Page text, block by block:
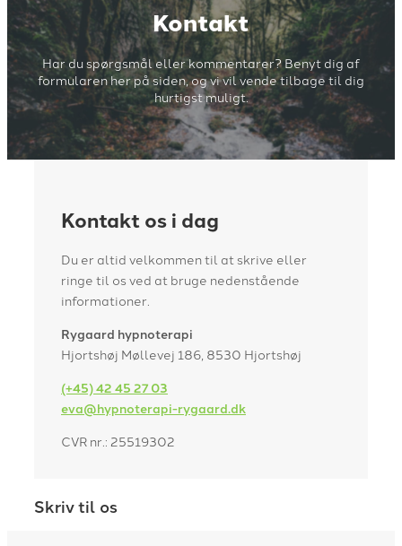
Kontakt
Har du spørgsmål eller kommentarer? Benyt dig af
formularen her på siden, og vi vil vende tilbage til dig
hurtigst muligt.
Kontakt os i dag
Du er altid velkommen til at skrive eller
ringe til os ved at bruge nedenstående
informationer.
Rygaard hypnoterapi
Hjortshøj Møllevej 186, 8530 Hjortshøj
(+45) 42 45 27 03
eva@hypnoterapi-rygaard.dk
CVR nr.: 25519302
Skriv til os